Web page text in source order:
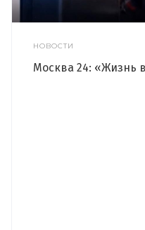
НОВОСТИ
Москва 24: «Жизнь